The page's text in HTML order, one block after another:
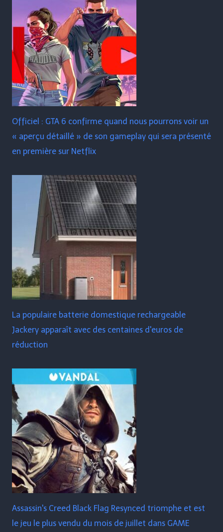
Officiel : GTA 6 confirme quand nous pourrons voir un
« aperçu détaillé » de son gameplay qui sera présenté
en première sur Netflix
La populaire batterie domestique rechargeable
Jackery apparaît avec des centaines d'euros de
réduction
Assassin's Creed Black Flag Resynced triomphe et est
le jeu le plus vendu du mois de juillet dans GAME